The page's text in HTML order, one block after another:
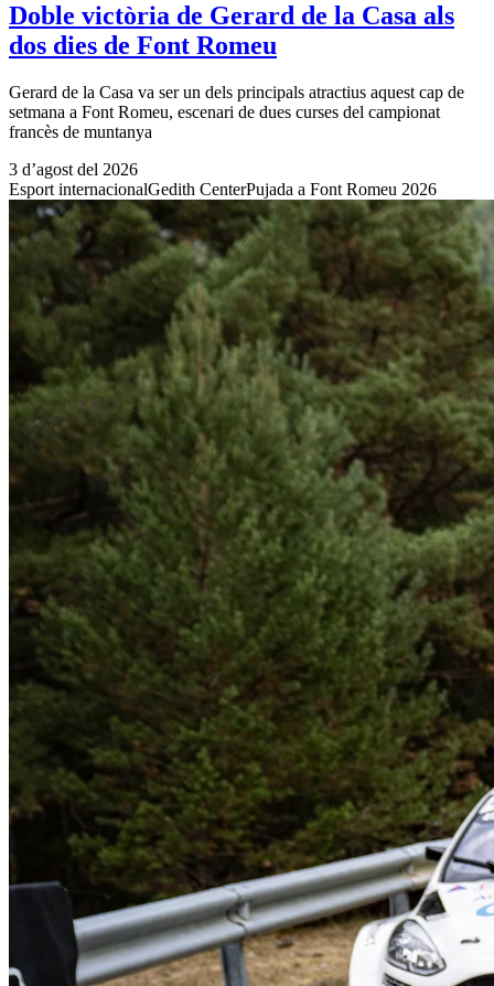
Doble victòria de Gerard de la Casa als
dos dies de Font Romeu
Gerard de la Casa va ser un dels principals atractius aquest cap de
setmana a Font Romeu, escenari de dues curses del campionat
francès de muntanya
3 d’agost del 2026
Esport internacionalGedith CenterPujada a Font Romeu 2026